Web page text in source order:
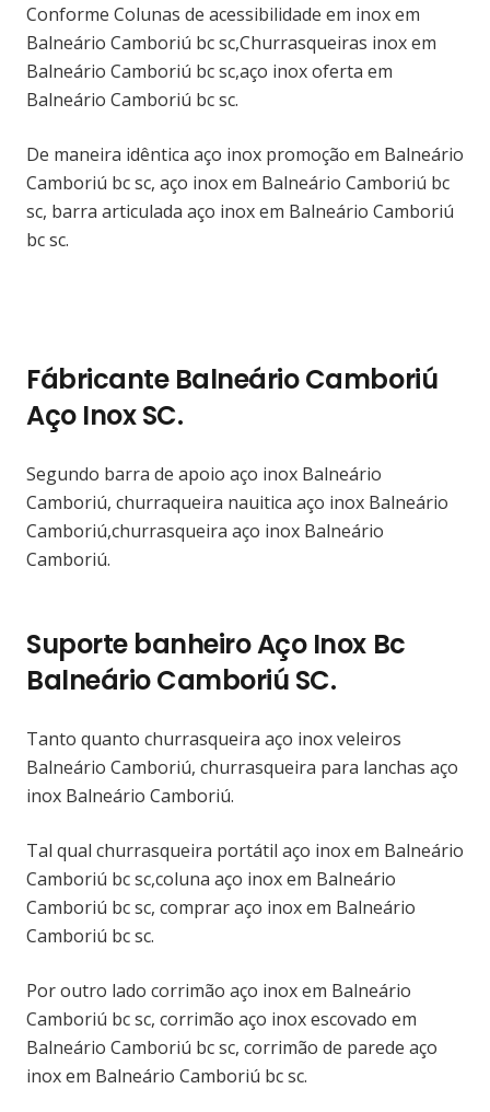
Conforme Colunas de acessibilidade em inox em
Balneário Camboriú bc sc,Churrasqueiras inox em
Balneário Camboriú bc sc,aço inox oferta em
Balneário Camboriú bc sc.
De maneira idêntica aço inox promoção em Balneário
Camboriú bc sc, aço inox em Balneário Camboriú bc
sc, barra articulada aço inox em Balneário Camboriú
bc sc.
Fábricante Balneário Camboriú
Aço Inox SC.
Segundo barra de apoio aço inox Balneário
Camboriú, churraqueira nauitica aço inox Balneário
Camboriú,churrasqueira aço inox Balneário
Camboriú.
Suporte banheiro Aço Inox Bc
Balneário Camboriú SC.
Tanto quanto churrasqueira aço inox veleiros
Balneário Camboriú, churrasqueira para lanchas aço
inox Balneário Camboriú.
Tal qual churrasqueira portátil aço inox em Balneário
Camboriú bc sc,coluna aço inox em Balneário
Camboriú bc sc, comprar aço inox em Balneário
Camboriú bc sc.
Por outro lado corrimão aço inox em Balneário
Camboriú bc sc, corrimão aço inox escovado em
Balneário Camboriú bc sc, corrimão de parede aço
inox em Balneário Camboriú bc sc.